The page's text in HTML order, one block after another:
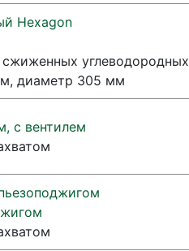
Hexagon
сжиженных углеводородных
диаметр 305 мм
с вентилем